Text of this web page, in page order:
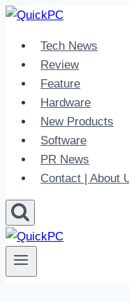
Skip
contentTech News
Review
Feature
Hardware
New Products
Software
PR News
Contact | About